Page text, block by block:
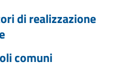
di realizzazione
comuni